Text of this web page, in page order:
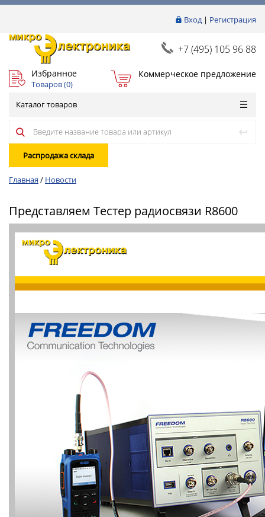
Вход| Регистрация
+7 (495) 105 96 88
Избранное
Товаров (0)
Коммерческое предложение
Каталог товаров
Распродажа склада
Главная / Новости
Представляем Тестер радиосвязи R8600